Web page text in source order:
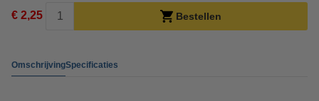
€ 2,25 Bestellen
OmschrijvingSpecificaties